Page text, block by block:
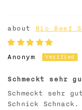
Bio Beef
Anonym
Schmeckt sehr
Schmeckt sehr
Schnick Schnack.